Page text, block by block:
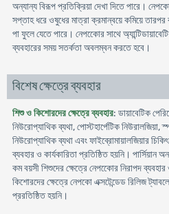
অন্যান্য বিরূপ প্রতিক্রিয়া দেখা দিতে পারে।
সপ্তাহ ধরে ওষুধের মাত্রা ক্রমান্বয়ে কমিয়ে
পা ফুলে যেতে পারে। নেপকোের সাথে
ব্যবহারের সময় সতর্কতা অবলম্বন করতে হবে।
বিশেষ ক্ষেত্রে ব্যবহার
শিশু ও কিশোরদের ক্ষেত্রে ব্যবহার: ডায়াবেটিক
নিউরোপ্যাথিক ব্যথা, পোস্টহার্পেটিক নিউরালজিয়া,
নিউরোপ্যাথিক ব্যথা এবং ফাইব্রোমায়ালজিয়ার
ব্যবহার ও কার্যকারিতা প্রতিষ্ঠিত হয়নি। পার্সিয়ান
কম বয়সী শিশুদের ক্ষেত্রে নেপকোের নিরাপদ
কিশোরদের ক্ষেত্রে নেপকো এক্সটেন্ডেড রিলিজ
প্ররতিষ্ঠিত হয়নি।